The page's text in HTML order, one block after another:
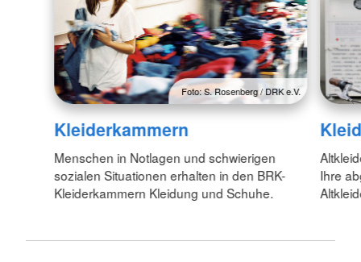
Foto: S. Rosenberg / DRK e.V.
Kleiderkammern
Menschen in Notlagen und schwierigen
sozialen Situationen erhalten in den BRK-
Kleiderkammern Kleidung und Schuhe.
Ihre